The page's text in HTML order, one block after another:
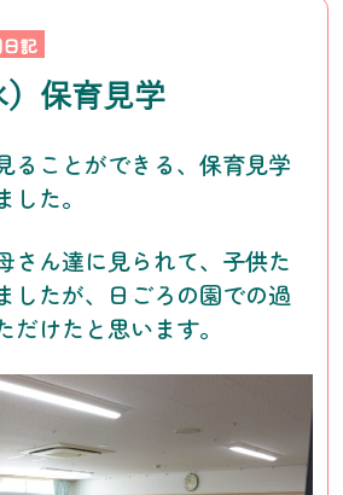
記
）保育見学
ることができる、保育見学
た。
さん達に見られて、子供た
したが、日ごろの園での過
だけたと思います。